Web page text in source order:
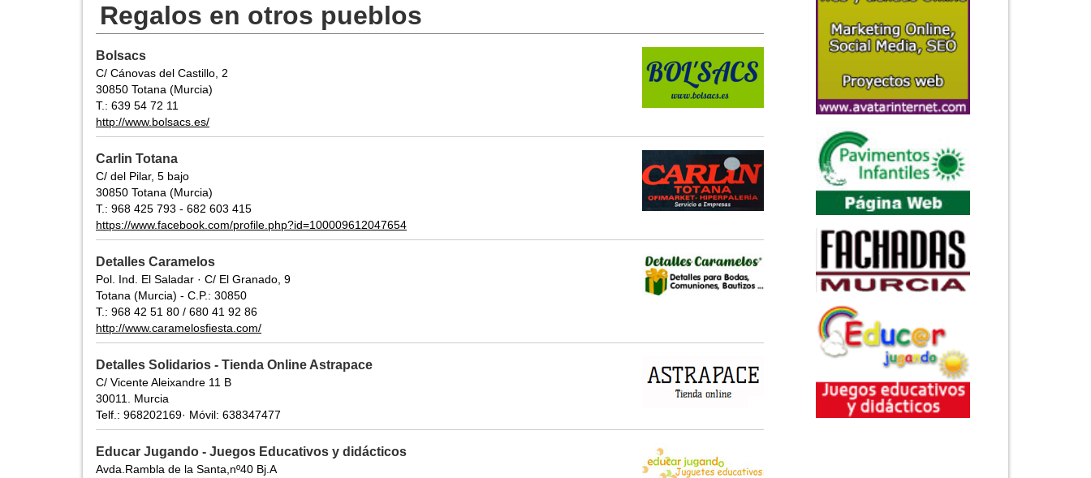
Regalos en otros pueblos
Bolsacs
C/ Cánovas del Castillo, 2
30850 Totana (Murcia)
T.: 639 54 72 11
http://www.bolsacs.es/
Carlin Totana
C/ del Pilar, 5 bajo
30850 Totana (Murcia)
T.: 968 425 793 - 682 603 415
https://www.facebook.com/profile.php?id=100009612047654
Detalles Caramelos
Pol. Ind. El Saladar · C/ El Granado, 9
Totana (Murcia) - C.P.: 30850
T.: 968 42 51 80 / 680 41 92 86
http://www.caramelosfiesta.com/
Detalles Solidarios - Tienda Online Astrapace
C/ Vicente Aleixandre 11 B
30011. Murcia
Telf.: 968202169· Móvil: 638347477
Educar Jugando - Juegos Educativos y didácticos
Avda.Rambla de la Santa,nº40 Bj.A